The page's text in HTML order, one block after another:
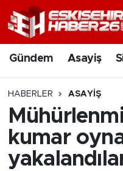
Gündem Asayiş
HABERLER ASAYIŞ
kumar
Gündem
Asayiş
Siyaset
Spor
Nöbetçi
Hava Durumu
Trafik Durumu
Süper Lig Puan